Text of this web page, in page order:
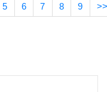
5 6 7 8 9 >>